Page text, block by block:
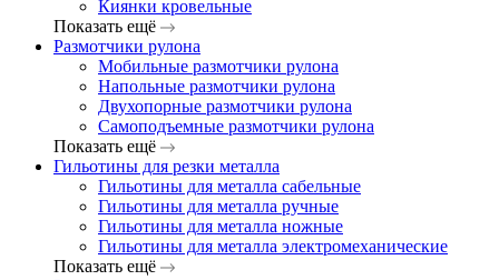
Киянки кровельные
Показать ещё
Размотчики рулона
Мобильные размотчики рулона
Напольные размотчики рулона
Двухопорные размотчики рулона
Самоподъемные размотчики рулона
Показать ещё
Гильотины для резки металла
Гильотины для металла сабельные
Гильотины для металла ручные
Гильотины для металла ножные
Гильотины для металла электромеханические
Показать ещё